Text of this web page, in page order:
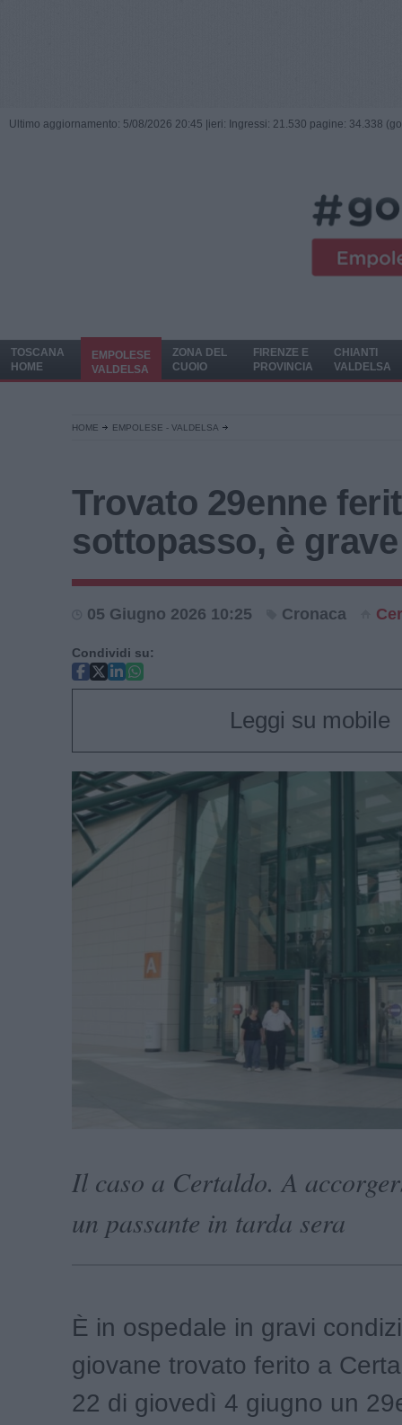
Ultimo aggiornamento: 5/08/2026 20:45 | ieri: Ingressi: 21.530 pagine: 34.338
TOSCANA
HOME
EMPOLESE
VALDELSA
ZONA DEL
CUOIO
FIRENZE E
PROVINCIA
CHIANTI
VALDELSA
HOME EMPOLESE - VALDELSA
Trovato 29enne
sottopasso, è grave
05 Giugno 2026 10:25 Cronaca
Condividi su:
Leggi su mobile
Il caso a Certaldo. A
un passante in tarda sera
È in ospedale in gravi
giovane trovato ferito a
22 di giovedì 4 giugno un